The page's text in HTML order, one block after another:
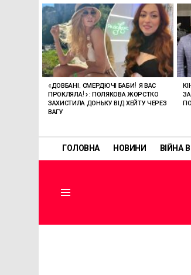
ГОЛОВНА НОВИНИ ВІЙНА
ОСТАННІ
СТАТТІ
«ДОВБАНІ, СМЕРДЮЧІ БАБИ! Я ВАС
ПРОКЛЯЛА!»: ПОЛЯКОВА ЖОРСТКО
ЗАХИСТИЛА ДОНЬКУ ВІД ХЕЙТУ ЧЕРЕЗ
ВАГУ